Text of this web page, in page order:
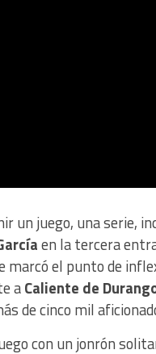
un juego, una serie,
en la tercera
el punto de
aCaliente de
de cinco mil
con un jonrón